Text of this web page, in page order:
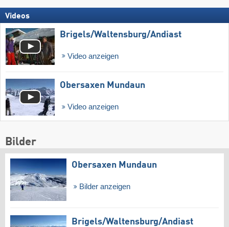
Videos
Brigels/​Waltensburg/​Andiast
Video anzeigen
Obersaxen Mundaun
Video anzeigen
Bilder
Obersaxen Mundaun
Bilder anzeigen
Brigels/​Waltensburg/​Andiast